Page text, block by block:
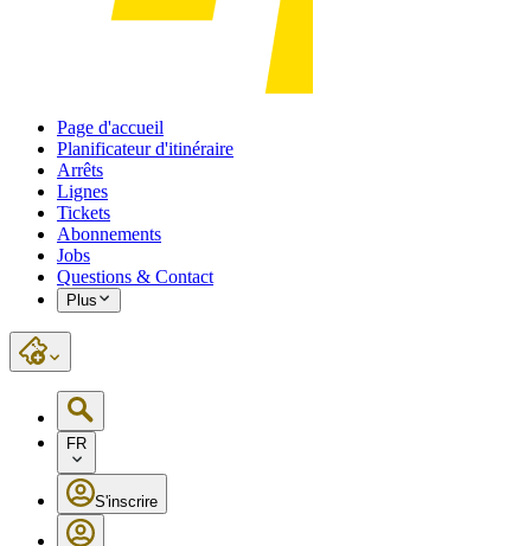
Page d'accueil
Planificateur d'itinéraire
Arrêts
Lignes
Tickets
Abonnements
Jobs
Questions & Contact
Plus
FR
S'inscrire